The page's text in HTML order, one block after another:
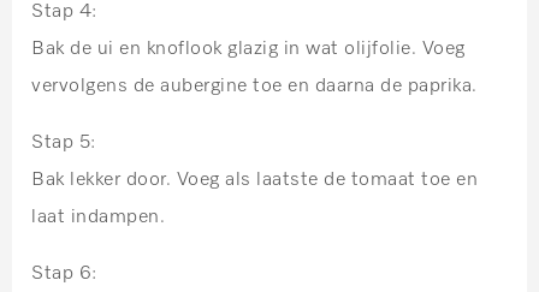
Stap 4:
Bak de ui en knoflook glazig in wat olijfolie. Voeg
vervolgens de aubergine toe en daarna de paprika.
Stap 5:
Bak lekker door. Voeg als laatste de tomaat toe en
laat indampen.
Stap 6: